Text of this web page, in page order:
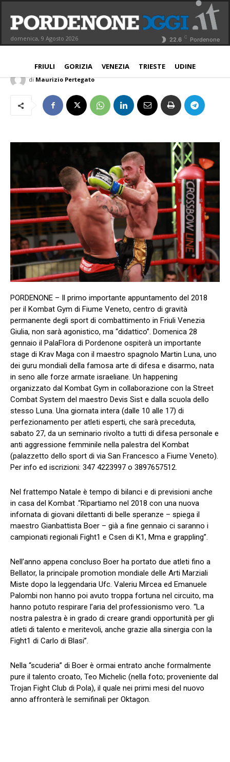
domenica, 9 Agosto 2026 22.6 C Pordenone
FRIULI GORIZIA VENEZIA TRIESTE UDINE
Difesa personale, a Pordenone il guru
del krav maga
NORD EST PORDENONE
di Maurizio Pertegato
PORDENONE – Il primo importante appuntamento del 2018
per il Kombat Gym di Fiume Veneto, centro di gravità
permanente degli sport di combattimento in Friuli Venezia
Giulia, non sarà agonistico, ma “didattico”. Domenica 28
gennaio il PalaFlora di Pordenone ospiterà un importante
stage di Krav Maga con il maestro spagnolo Martin Luna, uno
dei guru mondiali della famosa arte di difesa e disarmo, nata
in seno alle forze armate israeliane. Un happening
organizzato dal Kombat Gym in collaborazione con la Street
Combat System del maestro Devis Sist e dalla scuola dello
stesso Luna. Una giornata intera (dalle 10 alle 17) di
perfezionamento per atleti esperti, che sarà preceduta,
sabato 27, da un seminario rivolto a tutti di difesa personale e
anti aggressione femminile nella palestra del Kombat
(palazzetto dello sport di via San Francesco a Fiume Veneto).
Per info ed iscrizioni: 347 4223997 o 3897657512.
Nel frattempo Natale è tempo di bilanci e di previsioni anche
in casa del Kombat .“Ripartiamo nel 2018 con una nuova
infornata di giovani dilettanti di belle speranze – spiega il
maestro Gianbattista Boer – già a fine gennaio ci saranno i
campionati regionali Fight1 e Csen di K1, Mma e grappling”.
Nell’anno appena concluso Boer ha portato due atleti fino a
Bellator, la principale promotion mondiale delle Arti Marziali
Miste dopo la leggendaria Ufc. Valeriu Mircea ed Emanuele
Palombi non hanno poi avuto troppa fortuna nel circuito, ma
hanno potuto respirare l’aria del professionismo vero. “La
nostra palestra è in grado di creare grandi opportunità per gli
atleti di talento e meritevoli, anche grazie alla sinergia con la
Fight1 di Carlo di Blasi”.
Nella “scuderia” di Boer è ormai entrato anche formalmente
pure il talento croato, Teo Michelic (nella foto; proveniente dal
Trojan Fight Club di Pola), il quale nei primi mesi del nuovo
anno affronterà le semifinali per Oktagon.